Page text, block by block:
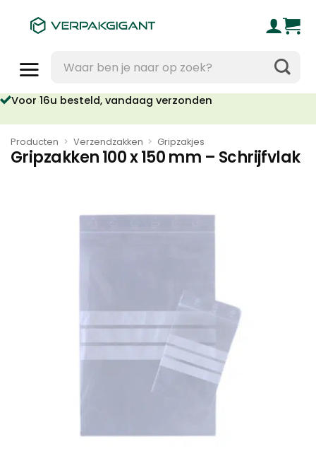
naar:
16u besteld, vandaag verzonden
Geen orderkosten vanaf €95
Producten > Verzendzakken > Gripzakjes
Gripzakken 100 x 150 mm – Schrijfvlak